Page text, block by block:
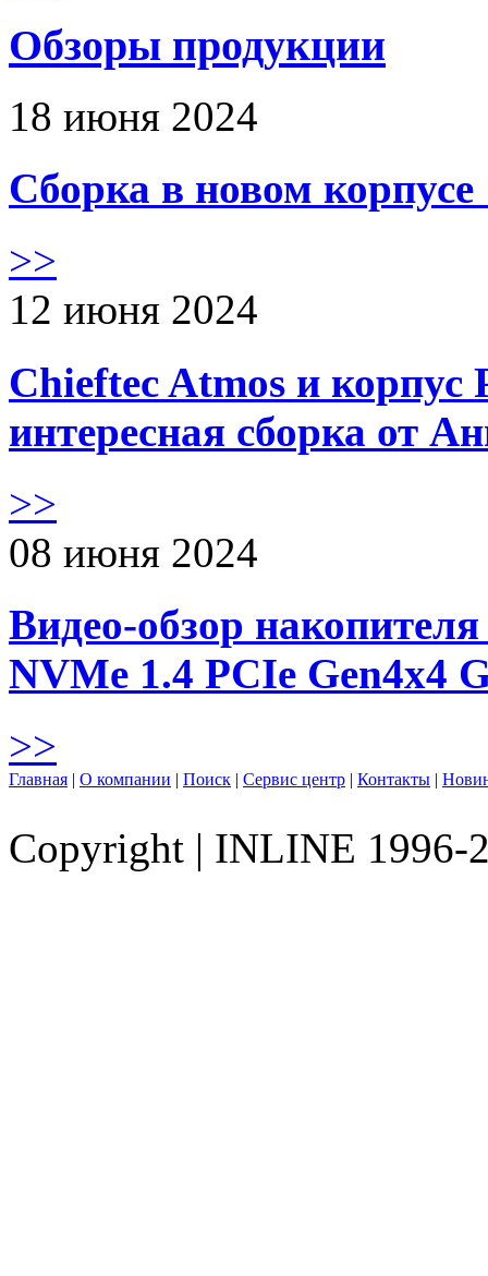
Обзоры продукции
18 июня 2024
Сборка в новом
>>
12 июня 2024
Chieftec Atmos и корпус
интересная сборка от
>>
08 июня 2024
Видео-обзор
NVMe 1.4 PCIe Gen4х4
>>
Главная | О компании | Поиск | Сервис центр | Контакты |
Copyright | INLINE 1996-